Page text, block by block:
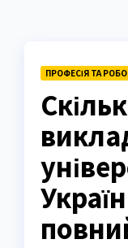
ПРОФЕСІЯ ТА